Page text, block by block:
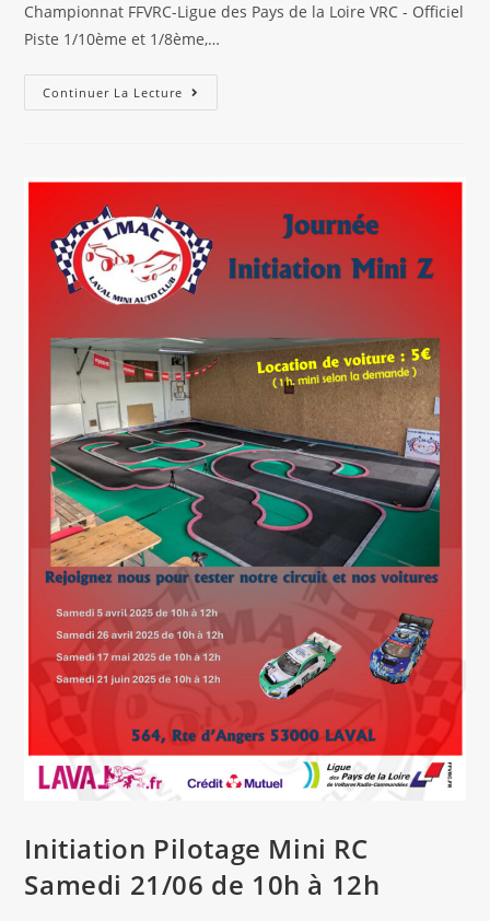
Championnat FFVRC-Ligue des Pays de la Loire VRC - Officiel
Piste 1/10ème et 1/8ème,…
Continuer La Lecture Course
Dimanche
Initiation Pilotage Mini RC
Samedi 21/06 de 10h à 12h